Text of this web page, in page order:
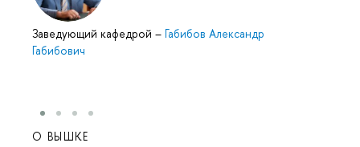
Заведующий кафедрой – Габибов Александр
Габибович
О ВЫШКЕ